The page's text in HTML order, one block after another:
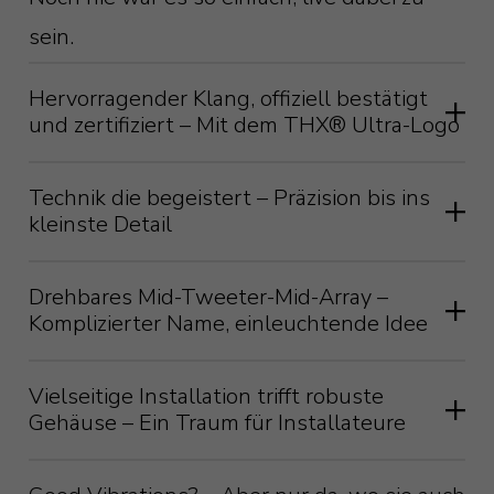
sein.
Hervorragender Klang, offiziell bestätigt
und zertifiziert – Mit dem THX® Ultra-Logo
Technik die begeistert – Präzision bis ins
kleinste Detail
Drehbares Mid-Tweeter-Mid-Array –
Komplizierter Name, einleuchtende Idee
Vielseitige Installation trifft robuste
Gehäuse – Ein Traum für Installateure